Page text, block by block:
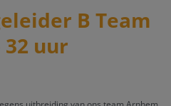
B Team
32 uur